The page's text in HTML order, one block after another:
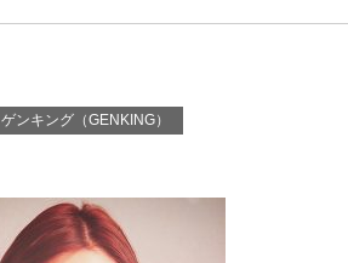
ゲンキング（GENKING）